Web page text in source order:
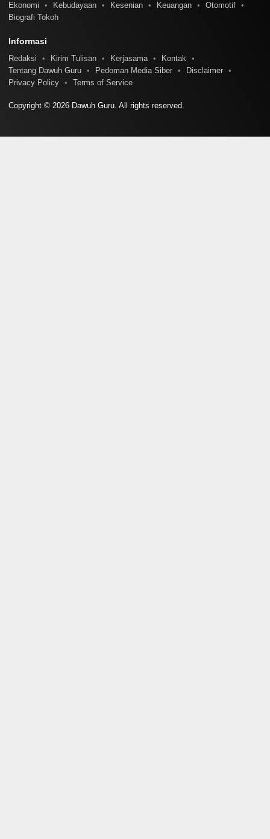
Ekonomi Kebudayaan Kesenian Keuangan
Otomotif
Biografi Tokoh
Informasi
Redaksi Kirim Tulisan Kerjasama
Kontak
Tentang Dawuh Guru
Pedoman Media Siber
Disclaimer
Privacy Policy
Terms of Service
Copyright © 2026 Dawuh Guru. All rights reserved.